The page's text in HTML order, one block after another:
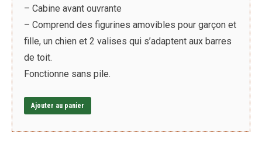
– Cabine avant ouvrante
– Comprend des figurines amovibles pour garçon et
fille, un chien et 2 valises qui s’adaptent aux barres
de toit.
Fonctionne sans pile.
Ajouter au panier